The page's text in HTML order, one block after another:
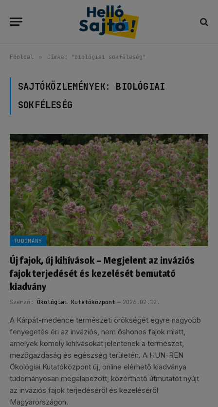
Főoldal » Címke: "biológiai sokféleség"
SAJTÓKÖZLEMÉNYEK: BIOLÓGIAI
SOKFÉLESÉG
TUDOMÁNY
Új fajok, új kihívások – Megjelent az inváziós
fajok terjedését és kezelését bemutató
kiadvány
Szerző: Ökológiai Kutatóközpont 2026.02.12.
A Kárpát-medence természeti örökségét egyre nagyobb
fenyegetés éri az inváziós, nem őshonos fajok miatt,
amelyek komoly kihívásokat jelentenek a természet,
mezőgazdaság és egészség területén. A HUN-REN
Ökológiai Kutatóközpont új, online elérhető kiadványa
tudományosan megalapozott, közérthető útmutatót nyújt
az inváziós fajok terjedéséről és kezeléséről
Magyarországon.